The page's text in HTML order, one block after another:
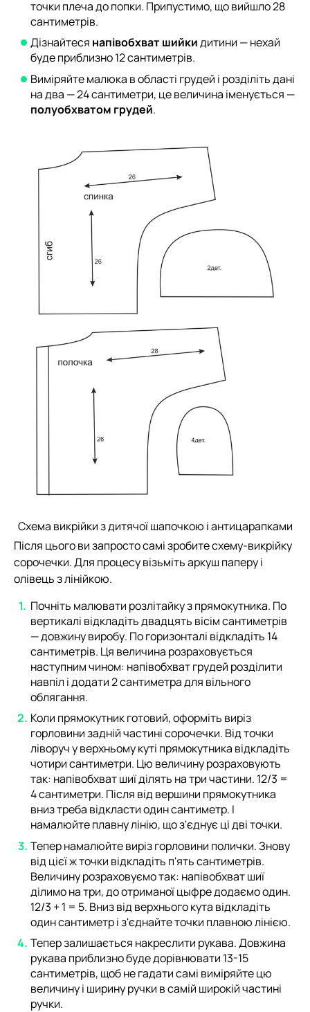
точки плеча до попки. Припустимо, що вийшло 28
сантиметрів.
Дізнайтеся напівобхват шийкидитини — нехай
буде приблизно 12 сантиметрів.
Виміряйте малюка в області грудей і розділіть дані
на два — 24 сантиметри, це величина іменується —
полуобхватом грудей.
Схема викрійки з дитячої шапочкою і антицарапками
Після цього ви запросто самі зробите схему-викрійку
сорочечки. Для процесу візьміть аркуш паперу і
олівець з лінійкою.
Почніть малювати розлітайку з прямокутника. По
вертикалі відкладіть двадцять вісім сантиметрів
— довжину виробу. По горизонталі відкладіть 14
сантиметрів. Ця величина розраховується
наступним чином: напівобхват грудей розділити
навпіл і додати 2 сантиметра для вільного
облягання.
Коли прямокутник готовий, оформіть виріз
горловини задній частині сорочечки. Від точки
ліворуч у верхньому куті прямокутника відкладіть
чотири сантиметри. Цю величину розраховують
так: напівобхват шиї ділять на три частини. 12/3 =
4 сантиметри. Після від вершини прямокутника
вниз треба відкласти один сантиметр. І
намалюйте плавну лінію, що з'єднує ці дві точки.
Тепер намалюйте виріз горловини полички. Знову
від цієї ж точки відкладіть п'ять сантиметрів.
Величину розраховуємо так: напівобхват шиї
ділимо на три, до отриманої цыфре додаємо один.
12/3 + 1 = 5. Вниз від верхнього кута відкладіть
один сантиметр і з'єднайте точки плавною лінією.
Тепер залишається накреслити рукава. Довжина
рукава приблизно буде дорівнювати 13-15
сантиметрів, щоб не гадати самі виміряйте цю
величину і ширину ручки в самій широкій частині
ручки.